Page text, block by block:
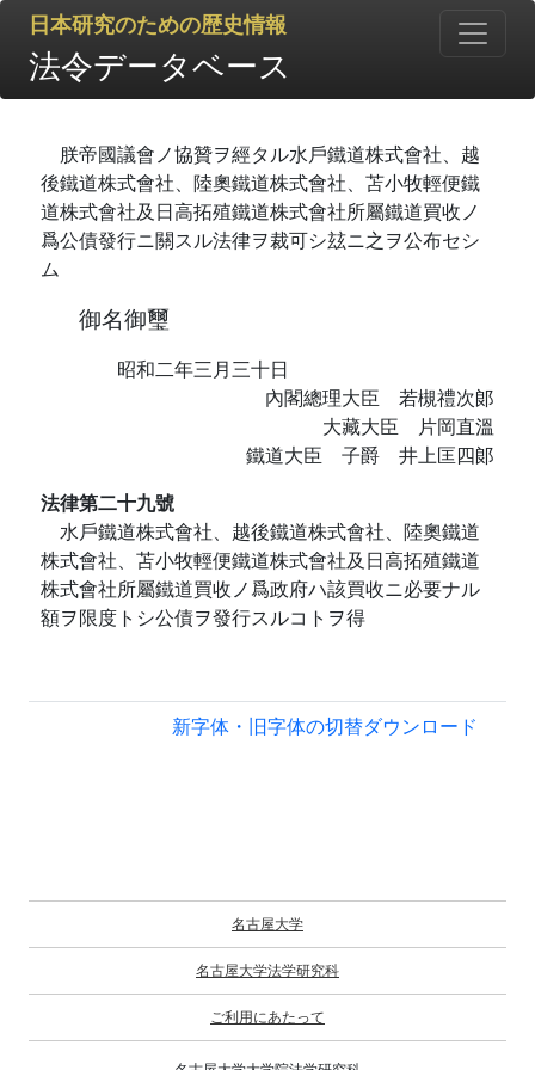
日本研究のための歴史情報
法令データベース
朕帝國議會ノ協贊ヲ經タル水戶鐵道株式會社、越
後鐵道株式會社、陸奧鐵道株式會社、苫小牧輕便鐵
道株式會社及日高拓殖鐵道株式會社所屬鐵道買收ノ
爲公債發行ニ關スル法律ヲ裁可シ玆ニ之ヲ公布セシ
ム
御名御璽
昭和二年三月三十日
內閣總理大臣 若槻禮次郞
大藏大臣 片岡直溫
鐵道大臣 子爵 井上匡四郞
法律第二十九號
水戶鐵道株式會社、越後鐵道株式會社、陸奧鐵道
株式會社、苫小牧輕便鐵道株式會社及日高拓殖鐵道
株式會社所屬鐵道買收ノ爲政府ハ該買收ニ必要ナル
額ヲ限度トシ公債ヲ發行スルコトヲ得
新字体・旧字体の切替ダウンロード
名古屋大学
名古屋大学法学研究科
ご利用にあたって